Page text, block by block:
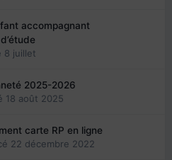
accompagnant
8 juillet
2025-2026
18 août 2025
carte RP en ligne
22 décembre 2022